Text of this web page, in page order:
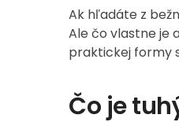
Ak hľadáte z
Ale čo vlastne je
praktickej formy
Čo je